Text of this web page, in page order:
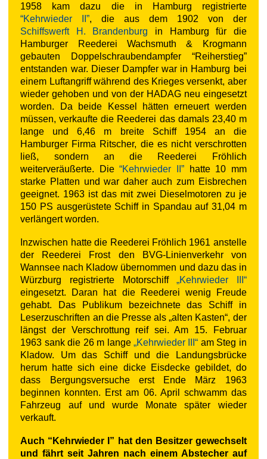
1958 kam dazu die in Hamburg registrierte
“Kehrwieder II”, die aus dem 1902 von der
Schiffswerft H. Brandenburg in Hamburg für die
Hamburger Reederei Wachsmuth & Krogmann
gebauten Doppelschraubendampfer “Reiherstieg”
entstanden war. Dieser Dampfer war in Hamburg bei
einem Luftangriff während des Krieges versenkt, aber
wieder gehoben und von der HADAG neu eingesetzt
worden. Da beide Kessel hätten erneuert werden
müssen, verkaufte die Reederei das damals 23,40 m
lange und 6,46 m breite Schiff 1954 an die
Hamburger Firma Ritscher, die es nicht verschrotten
ließ, sondern an die Reederei Fröhlich
weiterveräußerte. Die“Kehrwieder II” hatte 10 mm
starke Platten und war daher auch zum Eisbrechen
geeignet. 1963 ist das mit zwei Dieselmotoren zu je
150 PS ausgerüstete Schiff in Spandau auf 31,04 m
verlängert worden.
Inzwischen hatte die Reederei Fröhlich 1961 anstelle
der Reederei Frost den BVG-Linienverkehr von
Wannsee nach Kladow übernommen und dazu das in
Würzburg registrierte Motorschiff„Kehrwieder III“
eingesetzt. Daran hat die Reederei wenig Freude
gehabt. Das Publikum bezeichnete das Schiff in
Leserzuschriften an die Presse als „alten Kasten“, der
längst der Verschrottung reif sei. Am 15. Februar
1963 sank die 26 m lange „Kehrwieder III“ am Steg in
Kladow. Um das Schiff und die Landungsbrücke
herum hatte sich eine dicke Eisdecke gebildet, do
dass Bergungsversuche erst Ende März 1963
beginnen konnten. Erst am 06. April schwamm das
Fahrzeug auf und wurde Monate später wieder
verkauft.
Auch “Kehrwieder I” hat den Besitzer gewechselt
und fährt seit Jahren nach einem Abstecher auf